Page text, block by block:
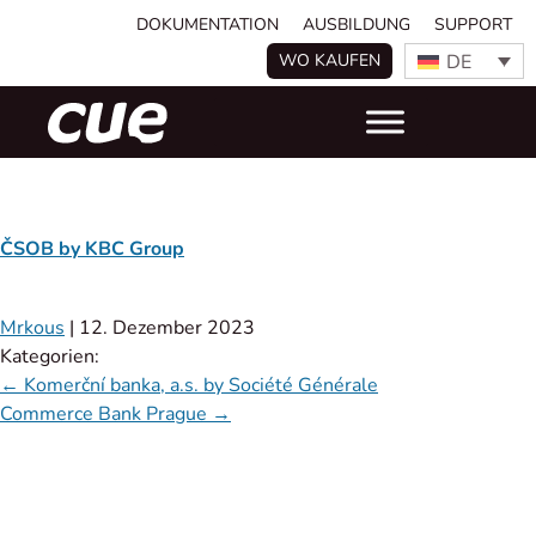
DOKUMENTATION AUSBILDUNG
SUPPORT
WO KAUFEN
DE
ČSOB by KBC Group
Mrkous | 12. Dezember 2023
Kategorien:
← Komerční banka, a.s. by Société Générale
Commerce Bank Prague →